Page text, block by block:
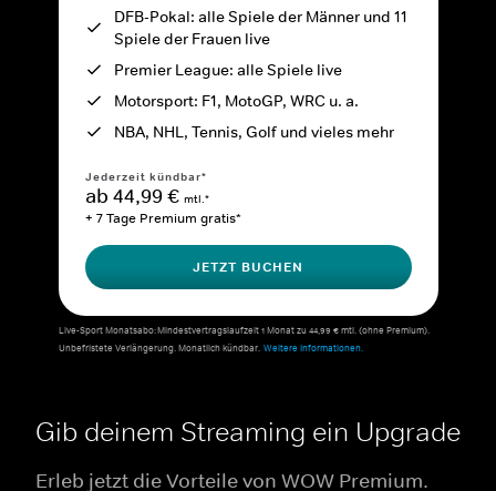
DFB-Pokal: alle Spiele der Männer und 11
Spiele der Frauen live
Premier League: alle Spiele live
Motorsport: F1, MotoGP, WRC u. a.
NBA, NHL, Tennis, Golf und vieles mehr
Jederzeit kündbar*
ab 44,99 € mtl.*
+ 7 Tage Premium gratis*
JETZT BUCHEN
Live-Sport Monatsabo: Mindestvertragslaufzeit 1 Monat zu 44,99 € mtl. (ohne Premium).
Unbefristete Verlängerung. Monatlich kündbar. Weitere Informationen.
Gib deinem Streaming ein Upgrade
Erleb jetzt die Vorteile von WOW Premium.